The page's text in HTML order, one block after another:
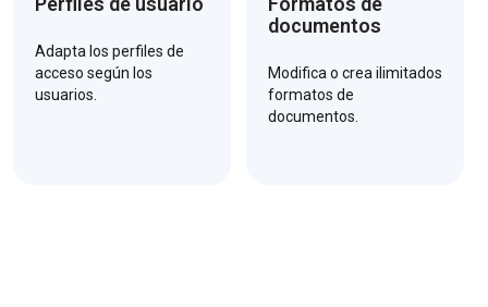
Adapta los perfiles de
acceso según los
usuarios.
documentos
Modifica o crea ilimitados
formatos de
documentos.